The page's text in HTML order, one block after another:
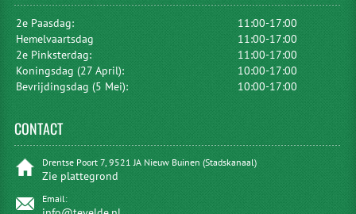
2e Paasdag:
11:00-17:00
Hemelvaartsdag
11:00-17:00
2e Pinksterdag:
11:00-17:00
Koningsdag (27 April):
10:00-17:00
Bevrijdingsdag (5 Mei):
10:00-17:00
CONTACT
Drentse Poort 7, 9521 JA Nieuw Buinen (Stadskanaal)
Zie plattegrond
Email: